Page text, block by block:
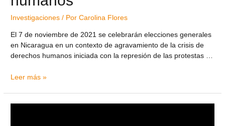
Investigaciones / PorCarolina Flores
El 7 de noviembre de 2021 se celebrarán elecciones generales
en Nicaragua en un contexto de agravamiento de la crisis de
derechos humanos iniciada con la represión de las protestas …
Leer más »